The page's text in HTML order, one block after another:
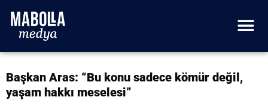
Başkan Aras: “Bu konu sadece kömür değil,
yaşam hakkı meselesi”